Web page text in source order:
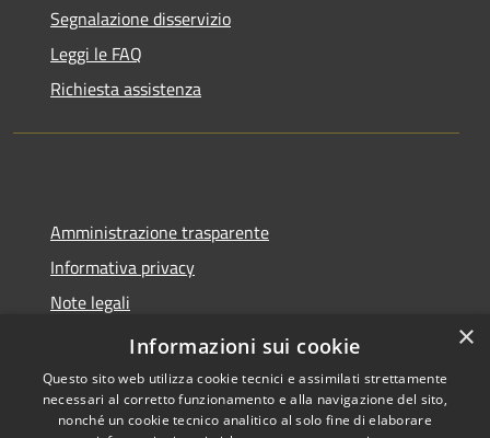
Segnalazione disservizio
Leggi le FAQ
Richiesta assistenza
Amministrazione trasparente
Informativa privacy
Note legali
Dichiarazione di accessibilità
×
Informazioni sui cookie
Questo sito web utilizza cookie tecnici e assimilati strettamente
necessari al corretto funzionamento e alla navigazione del sito,
nonché un cookie tecnico analitico al solo fine di elaborare